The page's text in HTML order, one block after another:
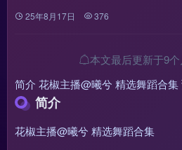
25年8月17日 376
本文最后更新于9
简介 花椒主播@曦兮 精选舞蹈合集
简介
花椒主播@曦兮 精选舞蹈合集